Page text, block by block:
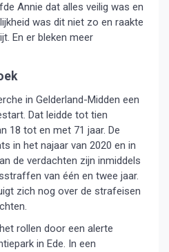
Annie dat alles veilig was en
was dit niet zo en raakte
En er bleken meer
in Gelderland-Midden een
Dat leidde tot tien
18 tot en met 71 jaar. De
in het najaar van 2020 en in
de verdachten zijn inmiddels
van één en twee jaar.
zich nog over de strafeisen
rollen door een alerte
in Ede. In een